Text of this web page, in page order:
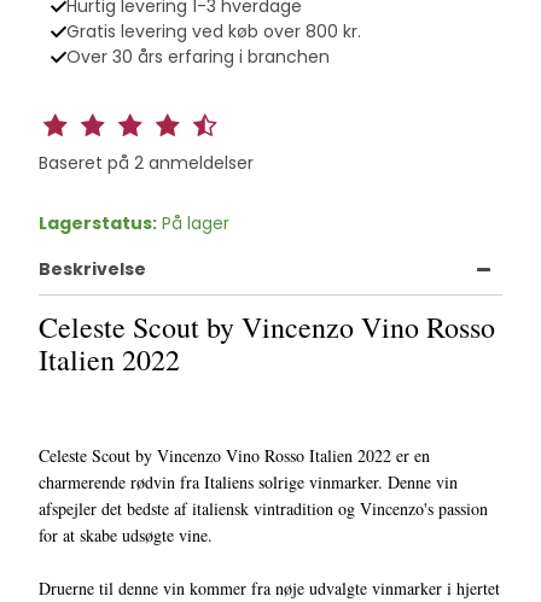
Hurtig levering 1-3 hverdage
Gratis levering ved køb over 800 kr.
Over 30 års erfaring i branchen
Baseret på 2 anmeldelser
Lagerstatus: På lager
Beskrivelse
Celeste Scout by Vincenzo Vino Rosso
Italien 2022
Celeste Scout by Vincenzo Vino Rosso Italien 2022 er en
charmerende rødvin fra Italiens solrige vinmarker. Denne vin
afspejler det bedste af italiensk vintradition og Vincenzo's passion
for at skabe udsøgte vine.
Druerne til denne vin kommer fra nøje udvalgte vinmarker i hjertet